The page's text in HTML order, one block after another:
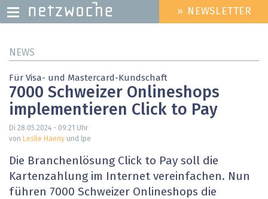
zum
HEADER
MENU
» NEWSLETTER
NEWS
Für Visa- und Mastercard-Kundschaft
7000 Schweizer Onlineshops
implementieren Click to Pay
Di 28.05.2024 - 09:21 Uhr
von Leslie Haeny und lpe
Die Branchenlösung Click to Pay soll die
Kartenzahlung im Internet vereinfachen. Nun
führen 7000 Schweizer Onlineshops die